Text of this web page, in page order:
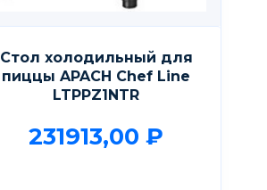
Стол холодильный для
пиццы APACH Chef Line
LTPPZ1NTR
231913,00₽